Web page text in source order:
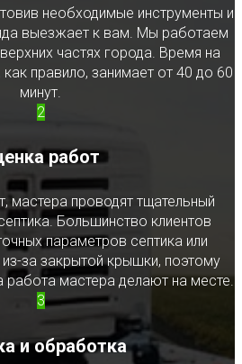
необходимые инструменты и
выезжает к вам. Мы работаем
частях города. Время на
правило, занимает от 40 до 60
минут.
2
работ
мастера проводят тщательный
Большинство клиентов
параметров септика или
за закрытой крышки, поэтому
мастера делают на месте.
3
и обработка